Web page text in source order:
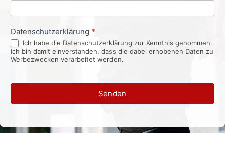
Datenschutzerklärung *
Ich habe die Datenschutzerklärung zur Kenntnis genommen.
Ich bin damit einverstanden, dass die dabei erhobenen Daten zu
Werbezwecken verarbeitet werden.
Senden